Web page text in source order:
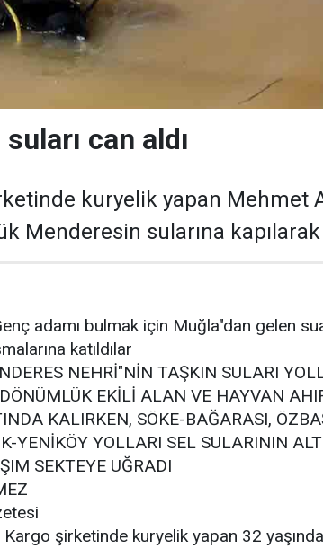
suları can aldı
kuryelik yapan Mehmet
Menderesin sularına kapılarak
adamı bulmak için Muğla"dan gelen
katıldılar
NEHRİ"NİN TAŞKIN SULARI
EKİLİ ALAN VE HAYVAN
KALIRKEN, SÖKE-BAĞARASI,
YENİKÖY YOLLARI SEL SULARININ
SEKTEYE UĞRADI
Kargo şirketinde kuryelik yapan 32